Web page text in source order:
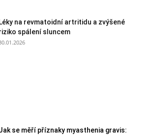
Léky na revmatoidní artritidu a zvýšené
spálení sluncem
se měří příznaky myasthenia gravis: